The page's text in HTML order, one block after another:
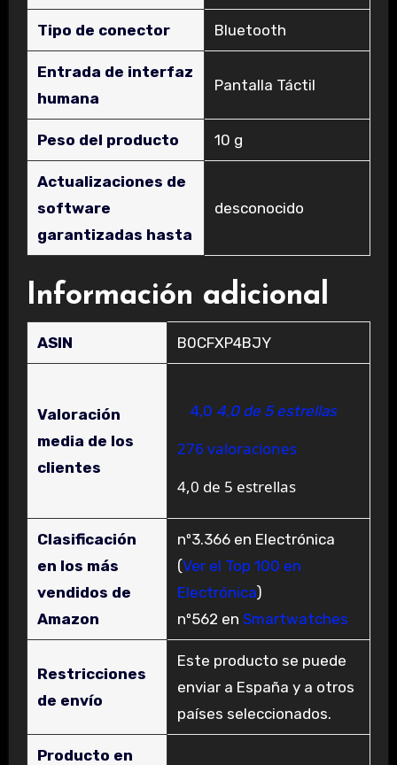
Tipo de conector ‎Bluetooth
Entrada de interfaz
humana
‎Pantalla Táctil
Peso del producto ‎10 g
Actualizaciones de
software
garantizadas hasta
‎desconocido
Información adicional
ASIN B0CFXP4BJY
Valoración
media de los
clientes
4,0 4,0 de 5 estrellas
276 valoraciones
4,0 de 5 estrellas
Clasificación
en los más
vendidos de
Amazon
nº3.366 en Electrónica
(Ver el Top 100 en
Electrónica)
nº562 en Smartwatches
Restricciones
de envío
Este producto se puede
enviar a España y a otros
países seleccionados.
Producto en